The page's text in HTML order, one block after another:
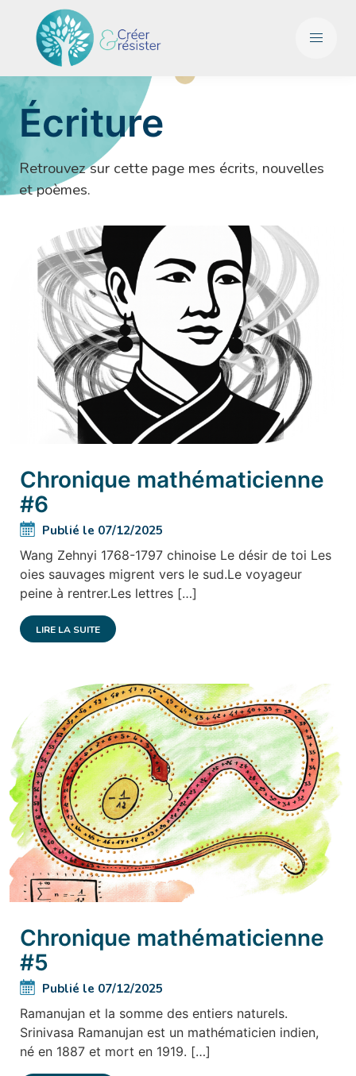
Écriture
Retrouvez sur cette page mes écrits, nouvelles
et poèmes.
Chronique mathématicienne
#6
Publié le 07/12/2025
Wang Zehnyi 1768-1797 chinoise Le désir de toi Les
oies sauvages migrent vers le sud.Le voyageur
peine à rentrer.Les lettres […]
LIRE LA SUITE
Chronique mathématicienne
#5
Publié le 07/12/2025
Ramanujan et la somme des entiers naturels.
Srinivasa Ramanujan est un mathématicien indien,
né en 1887 et mort en 1919. […]